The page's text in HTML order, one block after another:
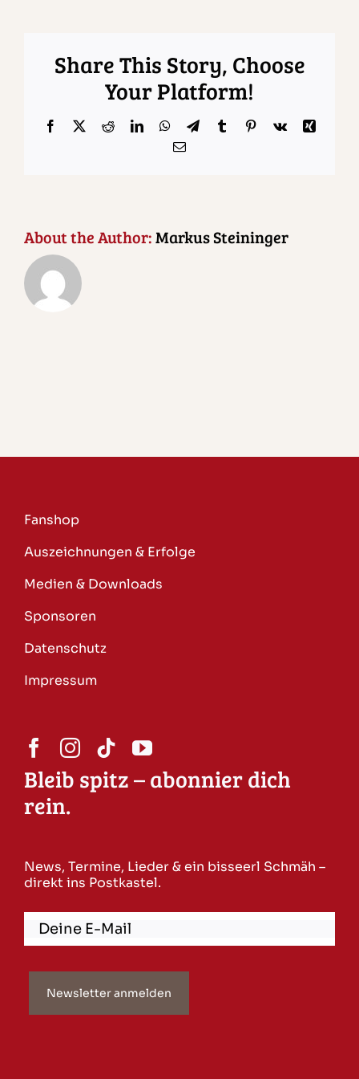
Share This Story, Choose
Your Platform!
Facebook
X RedditLinkedInWhatsApp
TelegramTumblrPinterest
Vk
Xing
Email
About the Author:Markus Steininger
Fanshop
Auszeichnungen & Erfolge
Medien & Downloads
Sponsoren
Datenschutz
Impressum
Bleib spitz – abonnier dich
rein.
News, Termine, Lieder & ein bisseerl Schmäh –
direkt ins Postkastel.
Newsletter anmelden